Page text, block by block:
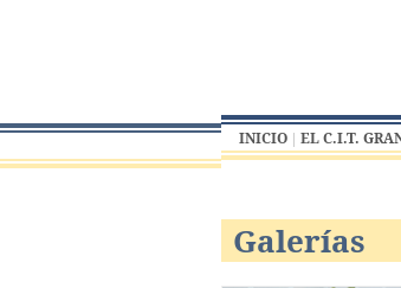
INICIO EL C.I.T.
Galerías